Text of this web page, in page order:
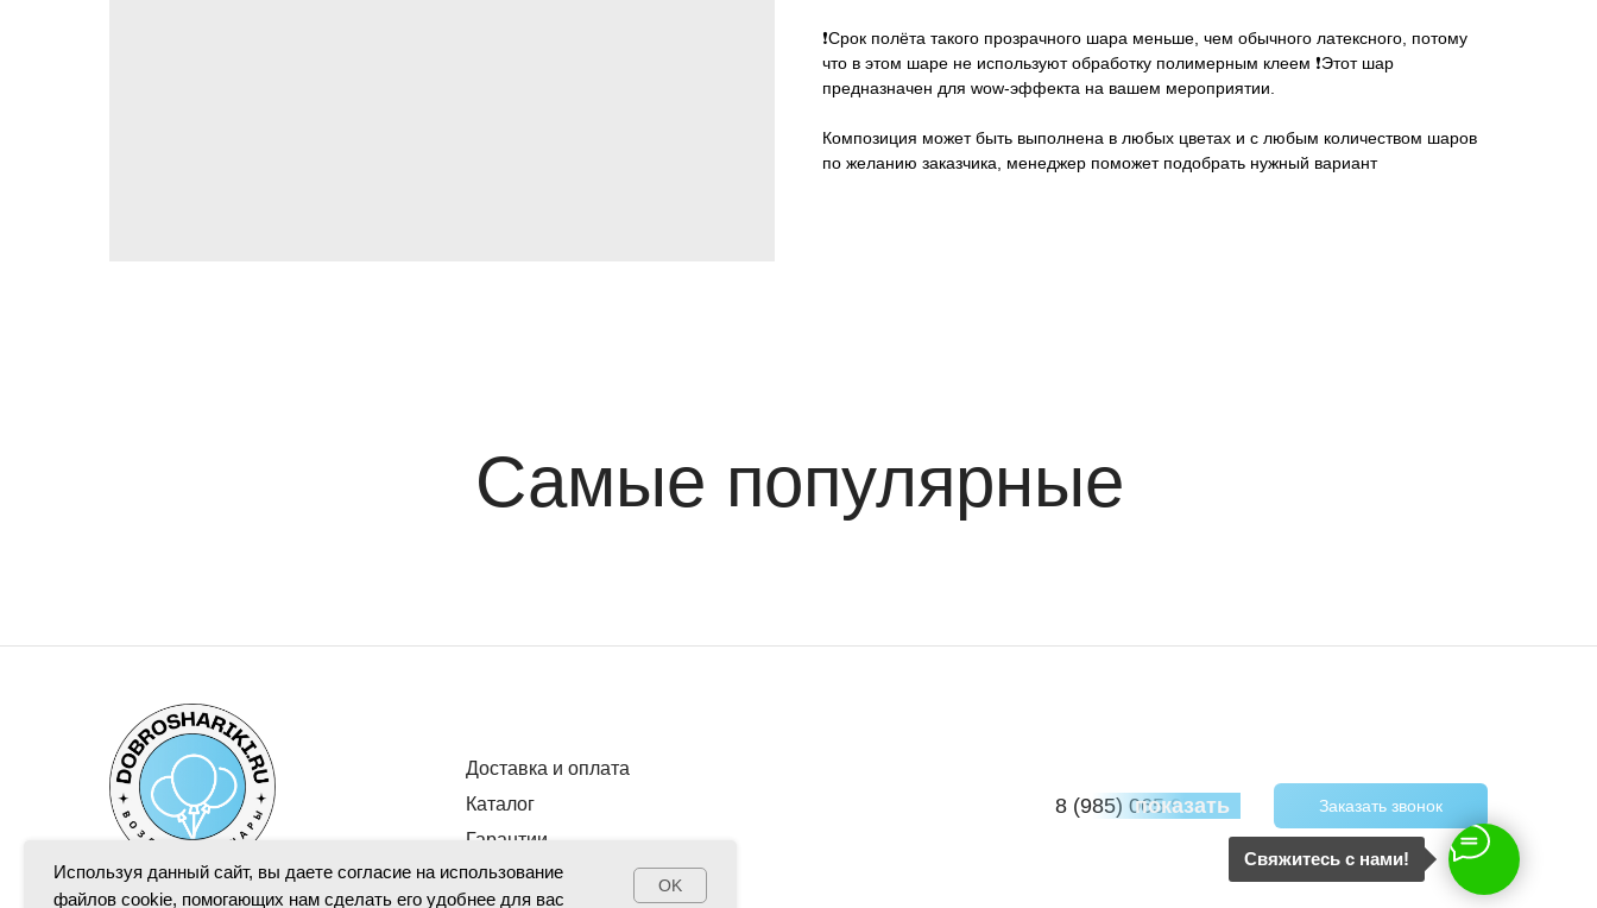
❗️Срок полёта такого прозрачного шара меньше, чем обычного латексного, потому
что в этом шаре не используют обработку полимерным клеем ❗️Этот шар
предназначен для wow-эффекта на вашем мероприятии.
Композиция может быть выполнена в любых цветах и с любым количеством шаров
по желанию заказчика, менеджер поможет подобрать нужный вариант
Самые популярные
Доставка и оплата
Каталог
Гарантии
8 (985) 065 97 40
показать Заказать звонок
Свяжитесь с нами!
Используя данный сайт, вы даете согласие на использование
файлов cookie, помогающих нам сделать его удобнее для вас
OK